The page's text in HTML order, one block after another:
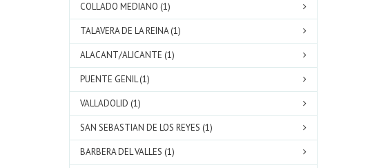
COLLADO MEDIANO (1)
TALAVERA DE LA REINA (1)
ALACANT/ALICANTE (1)
PUENTE GENIL (1)
VALLADOLID (1)
SAN SEBASTIAN DE LOS REYES (1)
BARBERA DEL VALLES (1)